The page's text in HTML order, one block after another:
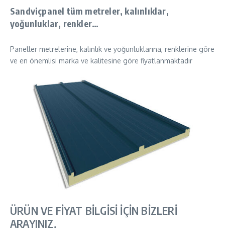
Sandviçpanel tüm metreler, kalınlıklar,
yoğunluklar, renkler…
Paneller metrelerine, kalınlık ve yoğunluklarına, renklerine göre
ve en önemlisi marka ve kalitesine göre fiyatlanmaktadır
ÜRÜN VE FİYAT BİLGİSİ İÇİN BİZLERİ
ARAYINIZ.